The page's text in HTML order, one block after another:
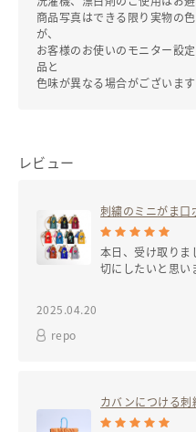
商品写真はできる限り実物の
が、
お客様のお使いのモニター設
品と
色味が異なる場合がございます
レビュー
刺繍のミニがま口
本日、受け取り
切にしたいと思
2025.04.20
repo
カバンにつける